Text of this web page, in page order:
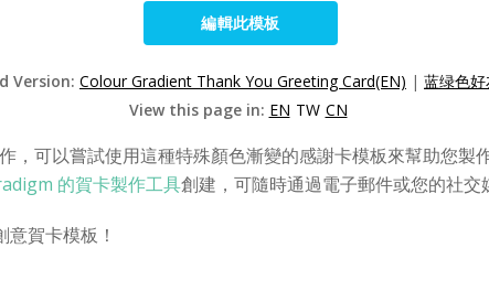
編輯此模板
Version: Colour Gradient Thank You Greeting Card(EN) | 蓝绿色
View this page in: EN TW CN
，可以嘗試使用這種特殊顏色漸變的感謝卡模板來幫助您製
的賀卡製作工具創建，可隨時通過電子郵件或您的社交
賀卡模板！